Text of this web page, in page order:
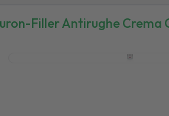
Filler Antirughe Crema